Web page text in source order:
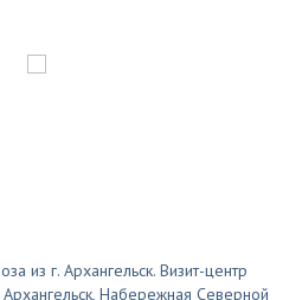
из г. Архангельск. Визит-центр
Архангельск, Набережная Северной